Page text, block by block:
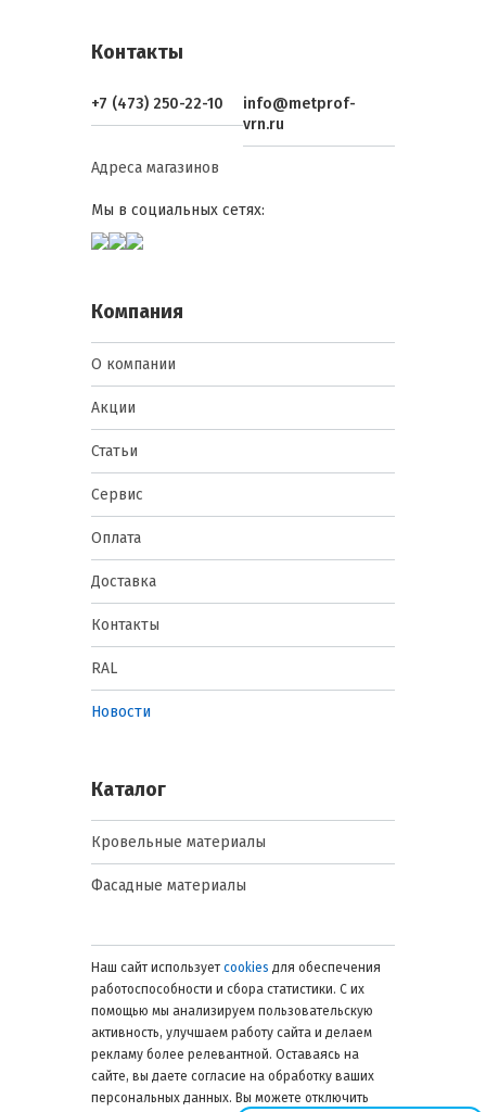
Контакты
+7 (473) 250-22-10
info@metprof-
vrn.ru
Адреса магазинов
Мы в социальных сетях:
Компания
О компании
Акции
Статьи
Сервис
Оплата
Доставка
Контакты
RAL
Новости
Каталог
Кровельные материалы
Фасадные материалы
Наш сайт использует cookies для обеспечения
работоспособности и сбора статистики. С их
помощью мы анализируем пользовательскую
активность, улучшаем работу сайта и делаем
рекламу более релевантной. Оставаясь на
сайте, вы даете согласие на обработку ваших
персональных данных. Вы можете отключить